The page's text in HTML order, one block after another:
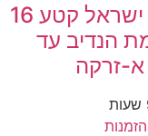
שביל ישראל קטע 16
הנדיב עד
א-זרקה